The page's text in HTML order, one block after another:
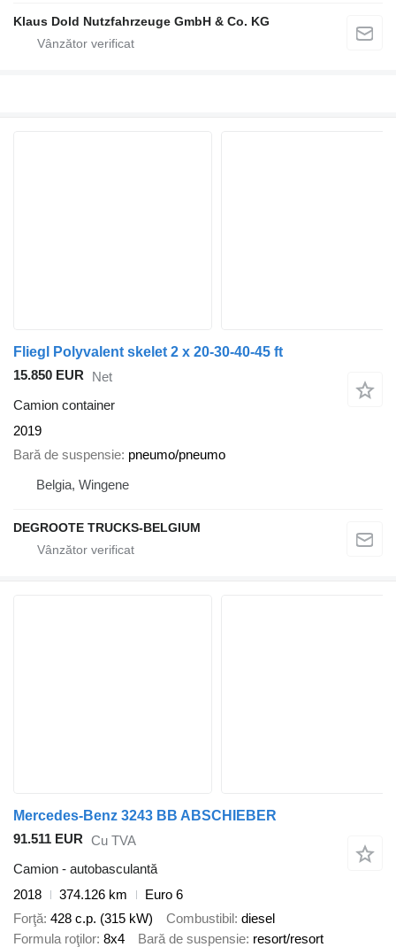
Klaus Dold Nutzfahrzeuge GmbH & Co. KG
Fliegl Polyvalent skelet 2 x 20-30-40-45 ft
15.850 EUR
Net
Camion container
2019
Bară de suspensie pneumo/pneumo
Belgia, Wingene
DEGROOTE TRUCKS-BELGIUM
Mercedes-Benz 3243 BB ABSCHIEBER
91.511 EUR Cu TVA
Camion - autobasculantă
2018
374.126 km
Euro 6
Forţă 428 c.p. (315 kW) Combustibil diesel
Formula roţilor 8x4 Bară de suspensie resort/resort